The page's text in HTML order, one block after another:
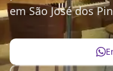
em São José dos